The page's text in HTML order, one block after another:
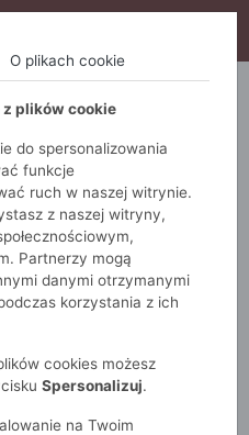
ZA 3SZT (KOD: S15)
Kurtki
Przejściowe
O plikach cookie
plików cookie
do spersonalizowania
funkcje
ruch w naszej witrynie.
z naszej witryny,
Partnerzy mogą
danymi otrzymanymi
korzystania z ich
cookies możesz
Spersonalizuj.
na Twoim